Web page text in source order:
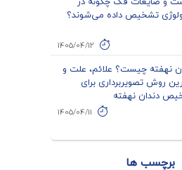
تشخیص داده می‌شوند؟
1405/04/12
نهفته چیست؟ علائم، علت و
روش تصویربرداری برای
دندان نهفته
1405/04/11
برچسب ها